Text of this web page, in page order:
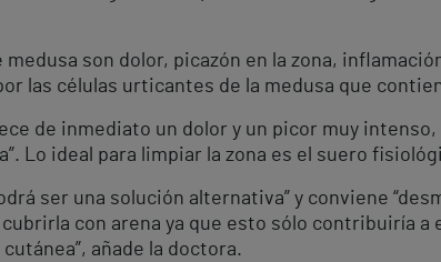
son dolor, picazón en la zona,
las células urticantes de la medusa que
de inmediato un dolor y un picor muy intenso,
Lo ideal para limpiar la zona es el suero
ser una solución alternativa” y conviene
con arena ya que esto sólo contribuiría
añade la doctora.